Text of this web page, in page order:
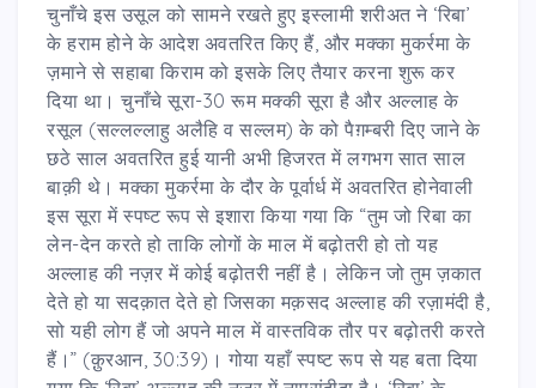
चुनाँचे इस उसूल को सामने रखते हुए इस्लामी शरीअत ने ‘रिबा’
के हराम होने के आदेश अवतरित किए हैं, और मक्का मुकर्रमा के
ज़माने से सहाबा किराम को इसके लिए तैयार करना शुरू कर
दिया था। चुनाँचे सूरा-30 रूम मक्की सूरा है और अल्लाह के
रसूल (सल्लल्लाहु अलैहि व सल्लम) के को पैग़म्बरी दिए जाने के
छठे साल अवतरित हुई यानी अभी हिजरत में लगभग सात साल
बाक़ी थे। मक्का मुकर्रमा के दौर के पूर्वार्ध में अवतरित होनेवाली
इस सूरा में स्पष्ट रूप से इशारा किया गया कि “तुम जो रिबा का
लेन-देन करते हो ताकि लोगों के माल में बढ़ोतरी हो तो यह
अल्लाह की नज़र में कोई बढ़ोतरी नहीं है। लेकिन जो तुम ज़कात
देते हो या सदक़ात देते हो जिसका मक़सद अल्लाह की रज़ामंदी है,
सो यही लोग हैं जो अपने माल में वास्तविक तौर पर बढ़ोतरी करते
हैं।” (क़ुरआन, 30:39)। गोया यहाँ स्पष्ट रूप से यह बता दिया